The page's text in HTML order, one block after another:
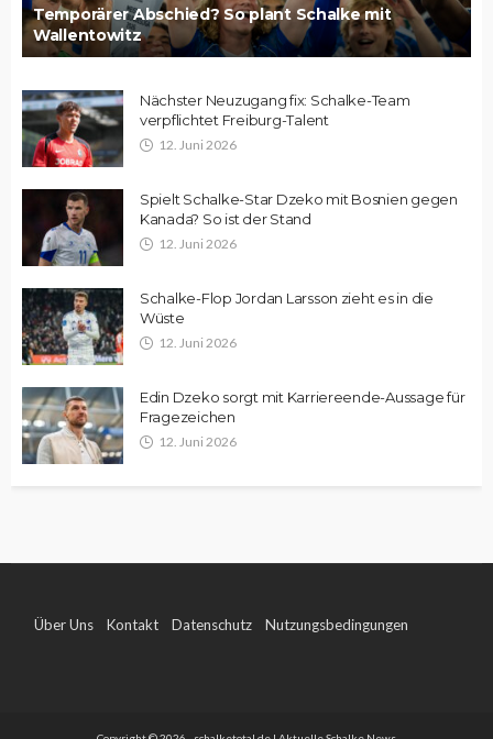
Temporärer Abschied? So plant Schalke mit
Wallentowitz
Nächster Neuzugang fix: Schalke-Team
verpflichtet Freiburg-Talent
12. Juni 2026
Spielt Schalke-Star Dzeko mit Bosnien gegen
Kanada? So ist der Stand
12. Juni 2026
Schalke-Flop Jordan Larsson zieht es in die
Wüste
12. Juni 2026
Edin Dzeko sorgt mit Karriereende-Aussage für
Fragezeichen
12. Juni 2026
Über Uns Kontakt Datenschutz Nutzungsbedingungen